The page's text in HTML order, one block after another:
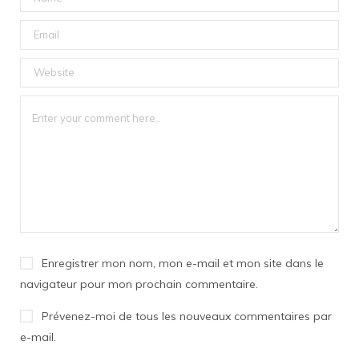
Enregistrer mon nom, mon e-mail et mon site dans le
navigateur pour mon prochain commentaire.
Prévenez-moi de tous les nouveaux commentaires par
e-mail.